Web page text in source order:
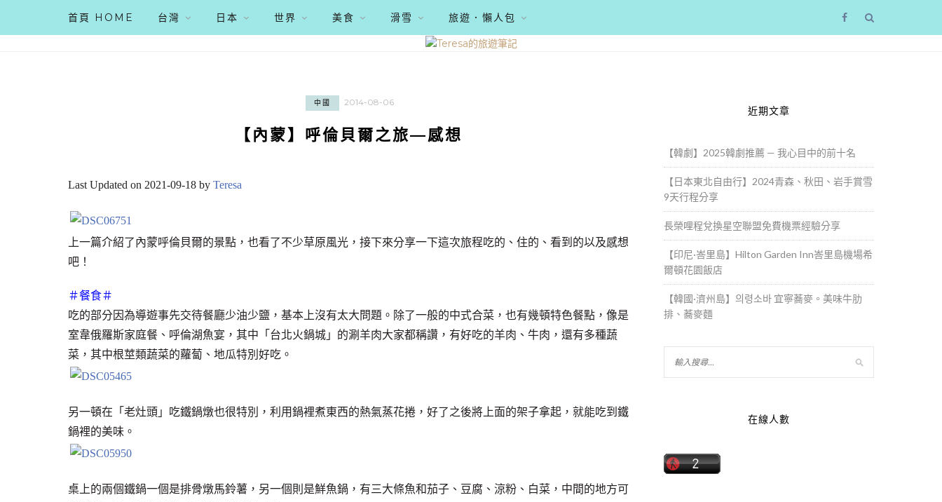
首頁 HOME 台灣 日本 世界 美食 滑雪 旅遊．懶人包
中國 2014-08-06
【內蒙】呼倫貝爾之旅—感想
Last Updated on 2021-09-18 by Teresa
上一篇介紹了內蒙呼倫貝爾的景點，也看了不少草原風光，接下來分享一下這次旅程吃的、住的、看到的以及感想
吧！
＃餐食＃
吃的部分因為導遊事先交待餐廳少油少鹽，基本上沒有太大問題。除了一般的中式合菜，也有幾頓特色餐點，像是
室韋俄羅斯家庭餐、呼倫湖魚宴，其中「台北火鍋城」的涮羊肉大家都稱讚，有好吃的羊肉、牛肉，還有多種蔬
菜，其中根莖類蔬菜的蘿蔔、地瓜特別好吃。
另一頓在「老灶頭」吃鐵鍋燉也很特別，利用鍋裡煮東西的熱氣蒸花捲，好了之後將上面的架子拿起，就能吃到鐵
鍋裡的美味。
桌上的兩個鐵鍋一個是排骨燉馬鈴薯，另一個則是鮮魚鍋，有三大條魚和茄子、豆腐、涼粉、白菜，中間的地方可
近期文章
【韓劇】2025韓劇推薦 — 我心目中的前十名
【日本東北自由行】2024青森、秋田、岩手賞雪
9天行程分享
長榮哩程兌換星空聯盟免費機票經驗分享
【印尼·峇里島】Hilton Garden Inn峇里島機場希
爾頓花園飯店
【韓國·濟州島】의령소바 宜寧蕎麥。美味牛肋
排、蕎麥麵
在線人數